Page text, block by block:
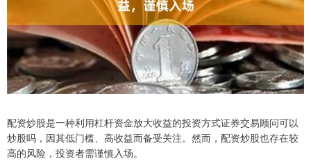
配资炒股是一种利用杠杆资金放大收益的投资方式证券交易顾问可以
炒股吗，因其低门槛、高收益而备受关注。然而，配资炒股也存在较
高的风险，投资者需谨慎入场。